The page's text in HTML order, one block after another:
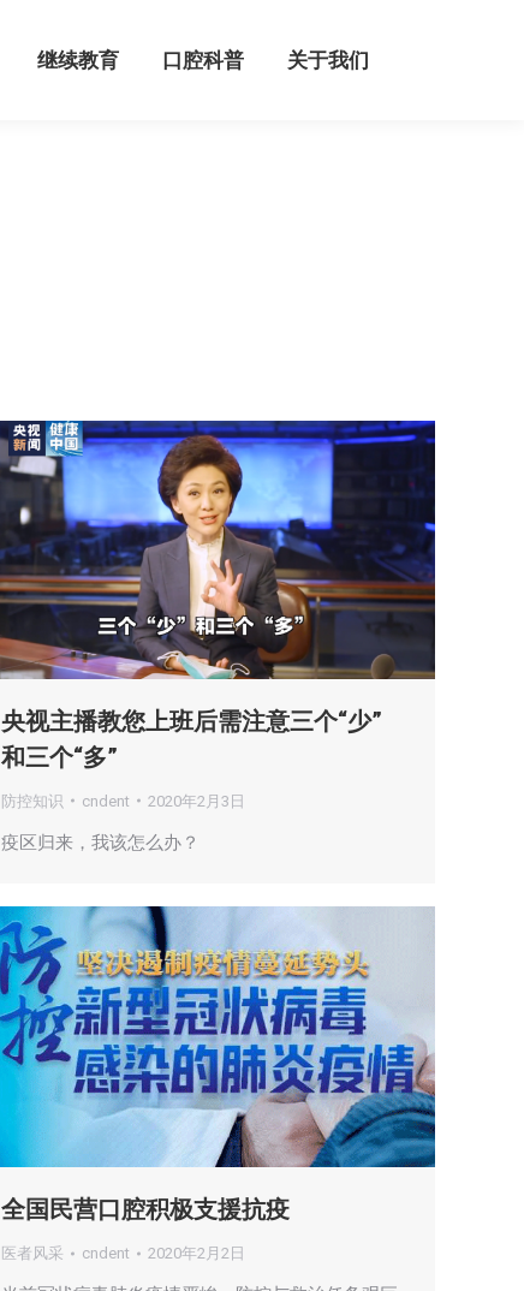
继续教育 口腔科普 关于我们
央视主播教您上班后需注意三个“少”
和三个“多”
防控知识 cndent 2020年2月3日
疫区归来，我该怎么办？
全国民营口腔积极支援抗疫
医者风采 cndent 2020年2月2日